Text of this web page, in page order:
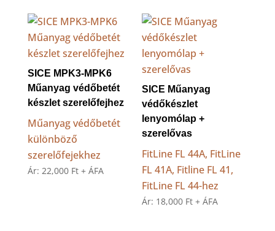
SICE MPK3-MPK6
Műanyag védőbetét
készlet szerelőfejhez
Műanyag védőbetét
különböző
szerelőfejekhez
Ár: 22,000 Ft + ÁFA
SICE Műanyag
védőkészlet
lenyomólap +
szerelővas
FitLine FL 44A, FitLine
FL 41A, Fitline FL 41,
FitLine FL 44-hez
Ár: 18,000 Ft + ÁFA